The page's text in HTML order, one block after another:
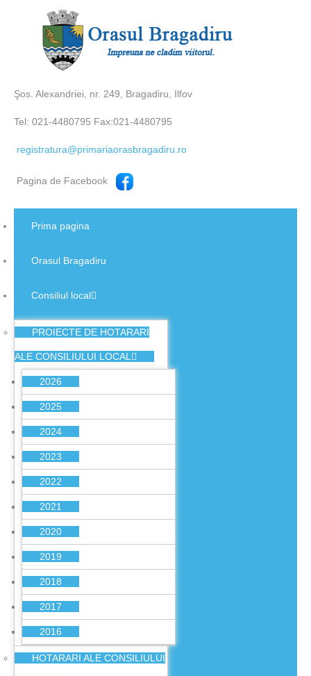
Şos. Alexandriei, nr. 249, Bragadiru, Ilfov
Tel: 021-4480795 Fax:021-4480795
registratura@primariaorasbragadiru.ro
Pagina de Facebook
Prima pagina
Orasul Bragadiru
Consiliul local
PROIECTE DE HOTARARI
ALE CONSILIULUI LOCAL
2026
2025
2024
2023
2022
2021
2020
2019
2018
2017
2016
HOTARARI ALE CONSILIULUI